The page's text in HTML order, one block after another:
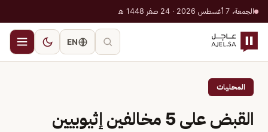
الجمعة، 7 أغسطس 2026 · 24 صفر 1448 هـ
EN
المحليات
القبض على 5 مخالفين إثيوبيين